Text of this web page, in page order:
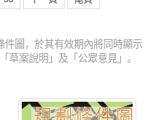
件圖，於其有效期內將同時顯示
草案說明」及「公眾意見」。